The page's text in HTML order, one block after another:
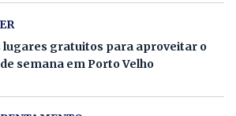
lugares gratuitos para aproveitar o
semana em Porto Velho